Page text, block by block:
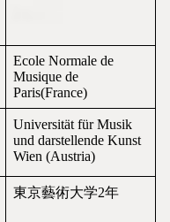
Ecole Normale de
Musique de
Paris(France)
Universität für Musik
und darstellende Kunst
Wien (Austria)
東京藝術大学2年